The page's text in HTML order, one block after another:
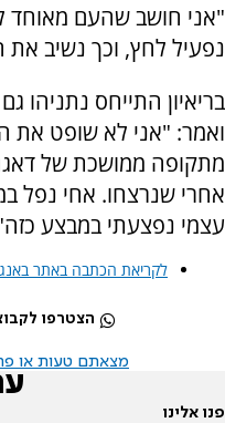
"אני חושב שהעם מאוחד
נפעיל לחץ, וכך נשיב
בריאיון התייחס
ואמר: "אני לא שופט את
מתקופה ממושכת של
אחרי שנרצחו. אחי נפל
עצמי נפצעתי במבצע
לקריאת הכתבה באתר
הצטרפו
מצאתם טעות או
פנו אלינו